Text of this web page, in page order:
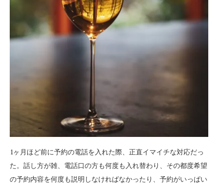
1ヶ月ほど前に予約の電話を入れた際、正直イマイチな対応だっ
た。話し方が雑、電話口の方も何度も入れ替わり、その都度希望
の予約内容を何度も説明しなければなかったり、予約がいっぱい